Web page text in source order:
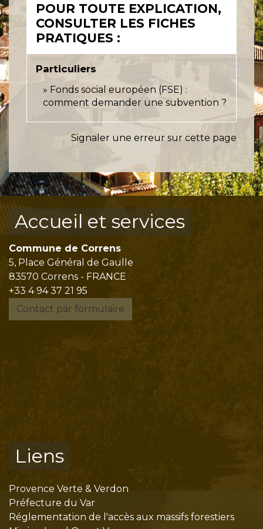
POUR TOUTE EXPLICATION,
CONSULTER LES FICHES
PRATIQUES :
Particuliers
Fonds social européen (FSE) :
comment demander une subvention ?
Signaler une erreur sur cette page
Accueil et services
Commune de Correns
5, Place Général de Gaulle
83570 Correns - FRANCE
+33 4 94 37 21 95
Contact par formulaire
Liens
Provence Verte & Verdon
Préfecture du Var
Réglementation de l'accès aux massifs forestiers